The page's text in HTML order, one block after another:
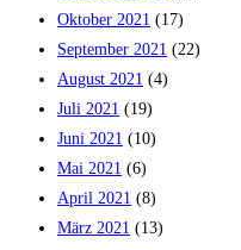
Oktober 2021 (17)
September 2021 (22)
August 2021 (4)
Juli 2021 (19)
Juni 2021 (10)
Mai 2021 (6)
April 2021 (8)
März 2021 (13)